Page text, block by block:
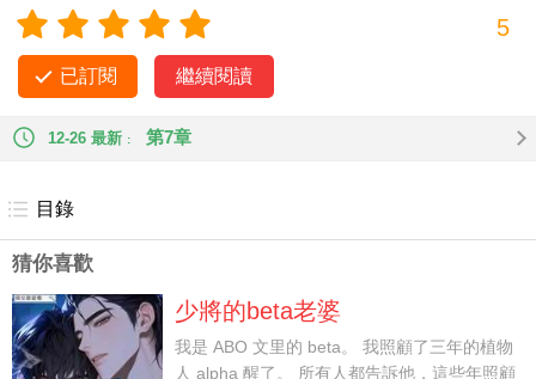
還揚言要讓我滾出 A 大。 想到我真正暗戀的恐同捨友，害怕看
見他噁心厭惡的眼神，我連夜收拾行李外宿。 轉眼卻被他囚禁
在地下室： 「把你鎖住，你就屬于我一個人了。」
5
已訂閱 繼續閱讀
12-26 最新 第7章
目錄
猜你喜歡
少將的beta老婆
我是 ABO 文里的 beta。 我照顧了三年的植物
人 alpha 醒了。 所有人都告訴他，這些年照顧